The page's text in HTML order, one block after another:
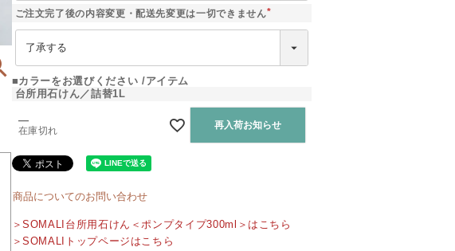
ご注文完了後の内容変更・配送先変更は一切できません
必
■カラーをお選びください
アイテム
台所用石けん／詰替1L
―
在庫切れ 再入荷お知らせ
商品についてのお問い合わせ
＞SOMALI台所用石けん＜ポンプタイプ300ml＞はこちら
＞SOMALIトップページはこちら